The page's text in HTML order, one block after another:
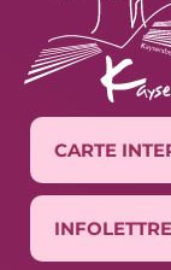
CARTE
INFOLETTRE